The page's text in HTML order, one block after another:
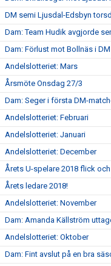
DM semi Ljusdal-Edsbyn
Dam: Team Hudik avgjorde
Dam: Förlust mot Bollnäs i DM
Andelslotteriet: Mars
Årsmöte Onsdag 27/3
Dam: Seger i första DM-
Andelslotteriet: Februari
Andelslotteriet: Januari
Andelslotteriet: December
Årets U-spelare 2018 flick
Årets ledare 2018!
Andelslotteriet: November
Dam: Amanda Källström
Andelslotteriet: Oktober
Dam: Fint avslut på en bra